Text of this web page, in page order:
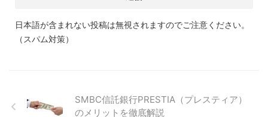
日本語が含まれない投稿は無視されますのでご注意ください。
（スパム対策）
SMBC信託銀行PRESTIA（プレスティア）
のメリットを徹底解説